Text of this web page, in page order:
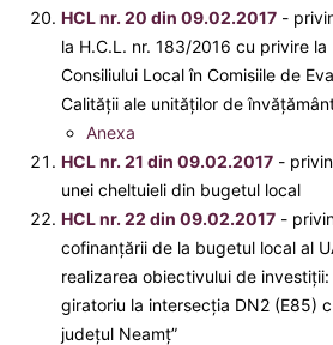
HCL nr. 20 din 09.02.2017 -
la H.C.L. nr. 183/2016 cu privire
Consiliului Local în Comisiile de
Calității ale unităţilor de
Anexa
HCL nr. 21 din 09.02.2017 -
unei cheltuieli din bugetul local
HCL nr. 22 din 09.02.2017 -
cofinanțării de la bugetul local al
realizarea obiectivului de investiții:
giratoriu la intersecția DN2 (E85)
judeţul Neamț”